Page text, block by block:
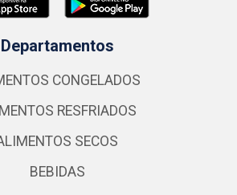
Departamentos
CONGELADOS
RESFRIADOS
SECOS
BEBIDAS